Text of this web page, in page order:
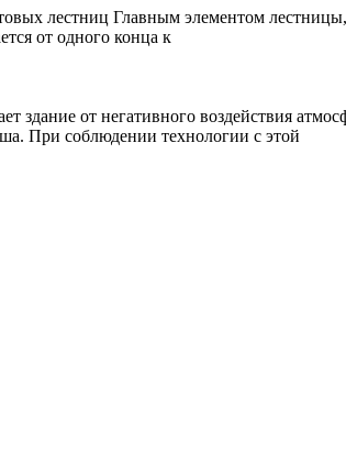
лестниц Главным элементом
от одного конца к
здание от негативного воздействия
При соблюдении технологии с этой